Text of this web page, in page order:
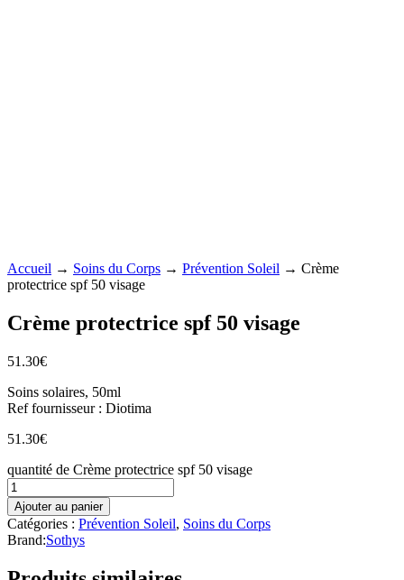
Accueil → Soins du Corps → Prévention Soleil → Crème
protectrice spf 50 visage
Crème protectrice spf 50 visage
51.30€
Soins solaires, 50ml
Ref fournisseur : Diotima
51.30€
quantité de Crème protectrice spf 50 visage
Ajouter au panier
Catégories : Prévention Soleil, Soins du Corps
Brand:Sothys